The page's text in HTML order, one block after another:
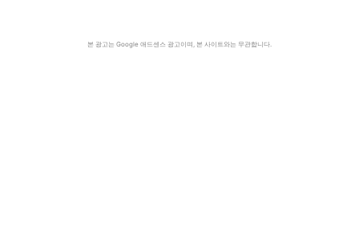
본 광고는 Google 애드센스 광고이며, 본 사이트와는 무관합니다.